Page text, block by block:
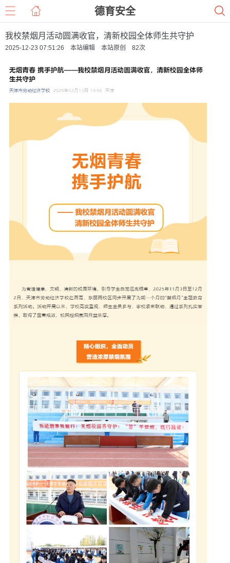
德育安全
我校禁烟月活动圆满收官，清新校园全体师生共守护
2025-12-23 07:51:26 本站编辑 本站原创 82次